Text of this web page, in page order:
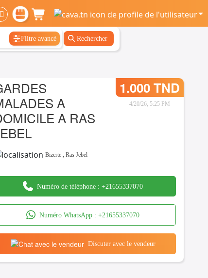
Filtre avancé Rechercher
A
A RAS
1.000 TND
4/20/26, 5:25 PM
Bizerte ,Ras Jebel
Numéro de téléphone :+21655337070
Numéro WhatsApp : +21655337070
Discuter avec le vendeur